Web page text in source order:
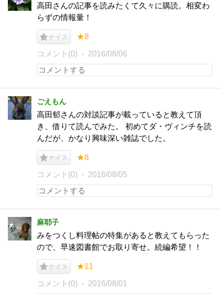
高田さんの記事を読みたくて久々に購読。相変わ
らずの情報量！
ナイス ★8
コメント(0) 2016/08/06
ごえもん
高田郁さんの対談記事が載っていると教えて頂
き、借りて読んでみた。 初めてダ・ヴィンチを読
んだが、かなり興味深い雑誌でした。
ナイス ★8
コメント(0) 2016/08/05
麻耶子
みをつくし料理帖の特集があると教えてもらった
ので、早速図書館でお取り寄せ。続編希望！！
ナイス ★11
コメント(0) 2016/08/01